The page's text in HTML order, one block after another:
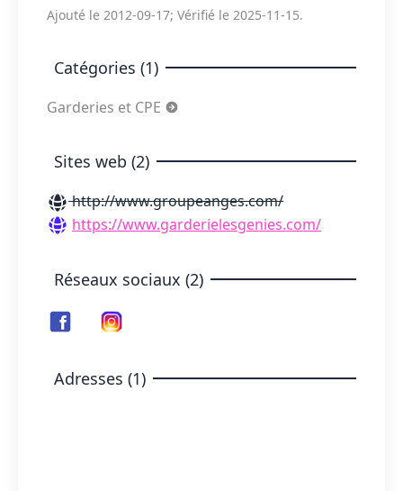
Ajouté le 2012-09-17; Vérifié le 2025-11-15.
Catégories (1)
Garderies et CPE
Sites web (2)
http://www.groupeanges.com/
https://www.garderielesgenies.com/
Réseaux sociaux (2)
Adresses (1)